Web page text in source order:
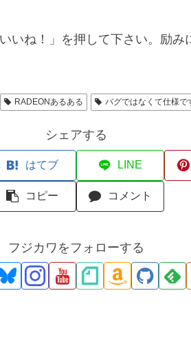
いね！」を押して下さい。励み
RADEONあるある バグではなくて仕様で
シェアする
はてブ LINE
コピー コメント
フジカワをフォローする